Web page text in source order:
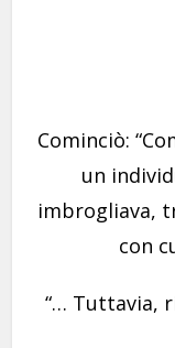
Cominciò:
un
imbrogliava,
con
“… Tuttavia,